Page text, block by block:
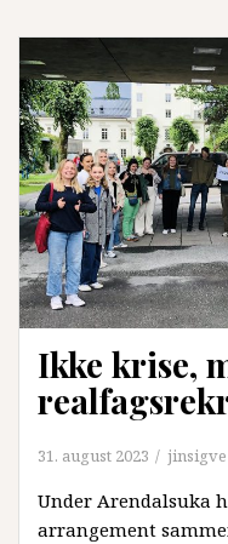
Ikke krise,
31. august 2023 jinsigve
Under Arendalsuka
arrangement